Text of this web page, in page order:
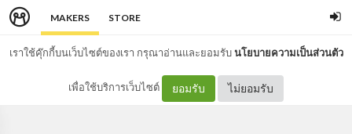
MAKERS STORE
เราใช้คุ๊กกี้บนเว็บไซต์ของเรา กรุณาอ่านและยอมรับนโยบายความเป็นส่วนตัว
เพื่อใช้บริการเว็บไซต์ ยอมรับ ไม่ยอมรับ